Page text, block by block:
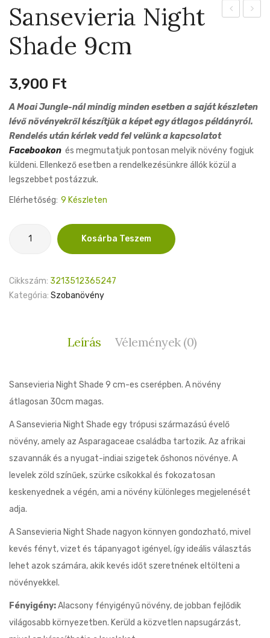
Sansevieria Night
Shade 9cm
3,900 Ft
A Moai Jungle-nál mindig minden esetben a saját készleten
lévő növényekről készítjük a képet egy átlagos példányról.
Rendelés után kérlek vedd fel velünk a kapcsolatot
Facebookon és megmutatjuk pontosan melyik növény fogjuk
küldeni. Ellenkező esetben a rendelkezésünkre állók közül a
legszebbet postázzuk.
Elérhetőség: 9 Készleten
Sansevieria
Kosárba Teszem
Cikkszám: 3213512365247
Kategória: Szobanövény
Leírás Vélemények (0)
Sansevieria Night Shade 9 cm-es cserépben. A növény
átlagosan 30cm magas.
A Sansevieria Night Shade egy trópusi származású évelő
növény, amely az Asparagaceae családba tartozik. Az afrikai
szavannák és a nyugat-indiai szigetek őshonos növénye. A
levelek zöld színűek, szürke csíkokkal és fokozatosan
keskenyednek a végén, ami a növény különleges megjelenését
adja.
A Sansevieria Night Shade nagyon könnyen gondozható, mivel
kevés fényt, vizet és tápanyagot igényel, így ideális választás
lehet azok számára, akik kevés időt szeretnének eltölteni a
növényekkel.
Fényigény:Alacsony fényigényű növény, de jobban fejlődik
világosabb környezetben. Kerüld a közvetlen napsugárzást,